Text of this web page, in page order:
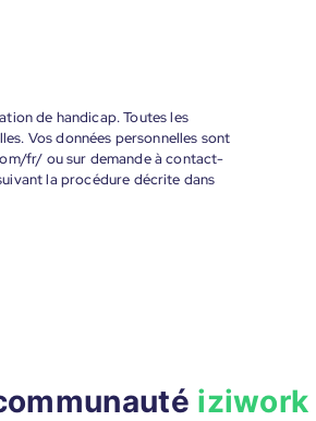
de handicap. Toutes les
Vos données personnelles sont
fr/ ou sur demande à contact-
la procédure décrite dans
iziwork